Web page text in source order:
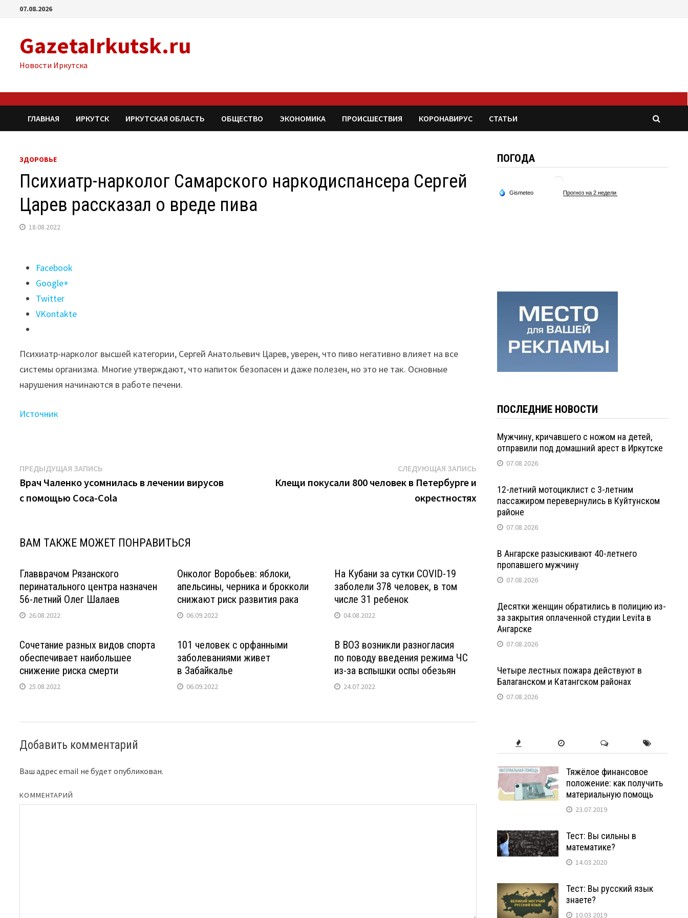
Перейти07.08.2026
GazetaIrkutsk.ru
Новости Иркутска
ГЛАВНАЯ ИРКУТСК ИРКУТСКАЯ ОБЛАСТЬ ОБЩЕСТВО ЭКОНОМИКА ПРОИСШЕСТВИЯ КОРОНАВИРУС СТАТЬИ
ЗДОРОВЬЕ
Психиатр-нарколог Самарского наркодиспансера Сергей
Царев рассказал о вреде пива
18.08.2022
Поделиться
"Психиатр-
нарколог
Самарского
наркодиспансера
Царев
рассказал
о вреде
Facebook
Google+
Twitter
VKontakte
Психиатр-нарколог высшей категории, Сергей Анатольевич Царев, уверен, что пиво негативно влияет на все
системы организма. Многие утверждают, что напиток безопасен и даже полезен, но это не так. Основные
нарушения начинаются в работе печени.
Источник
Навигация
по
записям
ПРЕДЫДУЩАЯ ЗАПИСЬ
запись:
Врач Чаленко усомнилась в лечении вирусов
с помощью Coca-Cola
СЛЕДУЮЩАЯ ЗАПИСЬСледующая
запись:
Клещи покусали 800 человек в Петербурге и
окрестностях
ВАМ ТАКЖЕ МОЖЕТ ПОНРАВИТЬСЯ
Главврачом Рязанского
перинатального центра назначен
56-летний Олег Шалаев
26.08.2022
Онколог Воробьев: яблоки,
апельсины, черника и брокколи
снижают риск развития рака
06.09.2022
На Кубани за сутки COVID-19
заболели 378 человек, в том
числе 31 ребенок
04.08.2022
Сочетание разных видов спорта
обеспечивает наибольшее
снижение риска смерти
25.08.2022
101 человек с орфанными
заболеваниями живет
в Забайкалье
06.09.2022
В ВОЗ возникли разногласия
по поводу введения режима ЧС
из-за вспышки оспы обезьян
24.07.2022
Добавить комментарий
Ваш адрес email не будет опубликован.
КОММЕНТАРИЙ
ПОГОДА
ПОСЛЕДНИЕ НОВОСТИ
Мужчину, кричавшего с ножом на детей,
отправили под домашний арест в Иркутске
07.08.2026
12-летний мотоциклист с 3-летним
пассажиром перевернулись в Куйтунском
районе
07.08.2026
В Ангарске разыскивают 40-летнего
пропавшего мужчину
07.08.2026
Десятки женщин обратились в полицию из-
за закрытия оплаченной студии Levita в
Ангарске
07.08.2026
Четыре лестных пожара действуют в
Балаганском и Катангском районах
07.08.2026
Тяжёлое финансовое
положение: как получить
материальную помощь
23.07.2019
Тест: Вы сильны в
математике?
14.03.2020
Тест: Вы русский язык
знаете?
10.03.2019